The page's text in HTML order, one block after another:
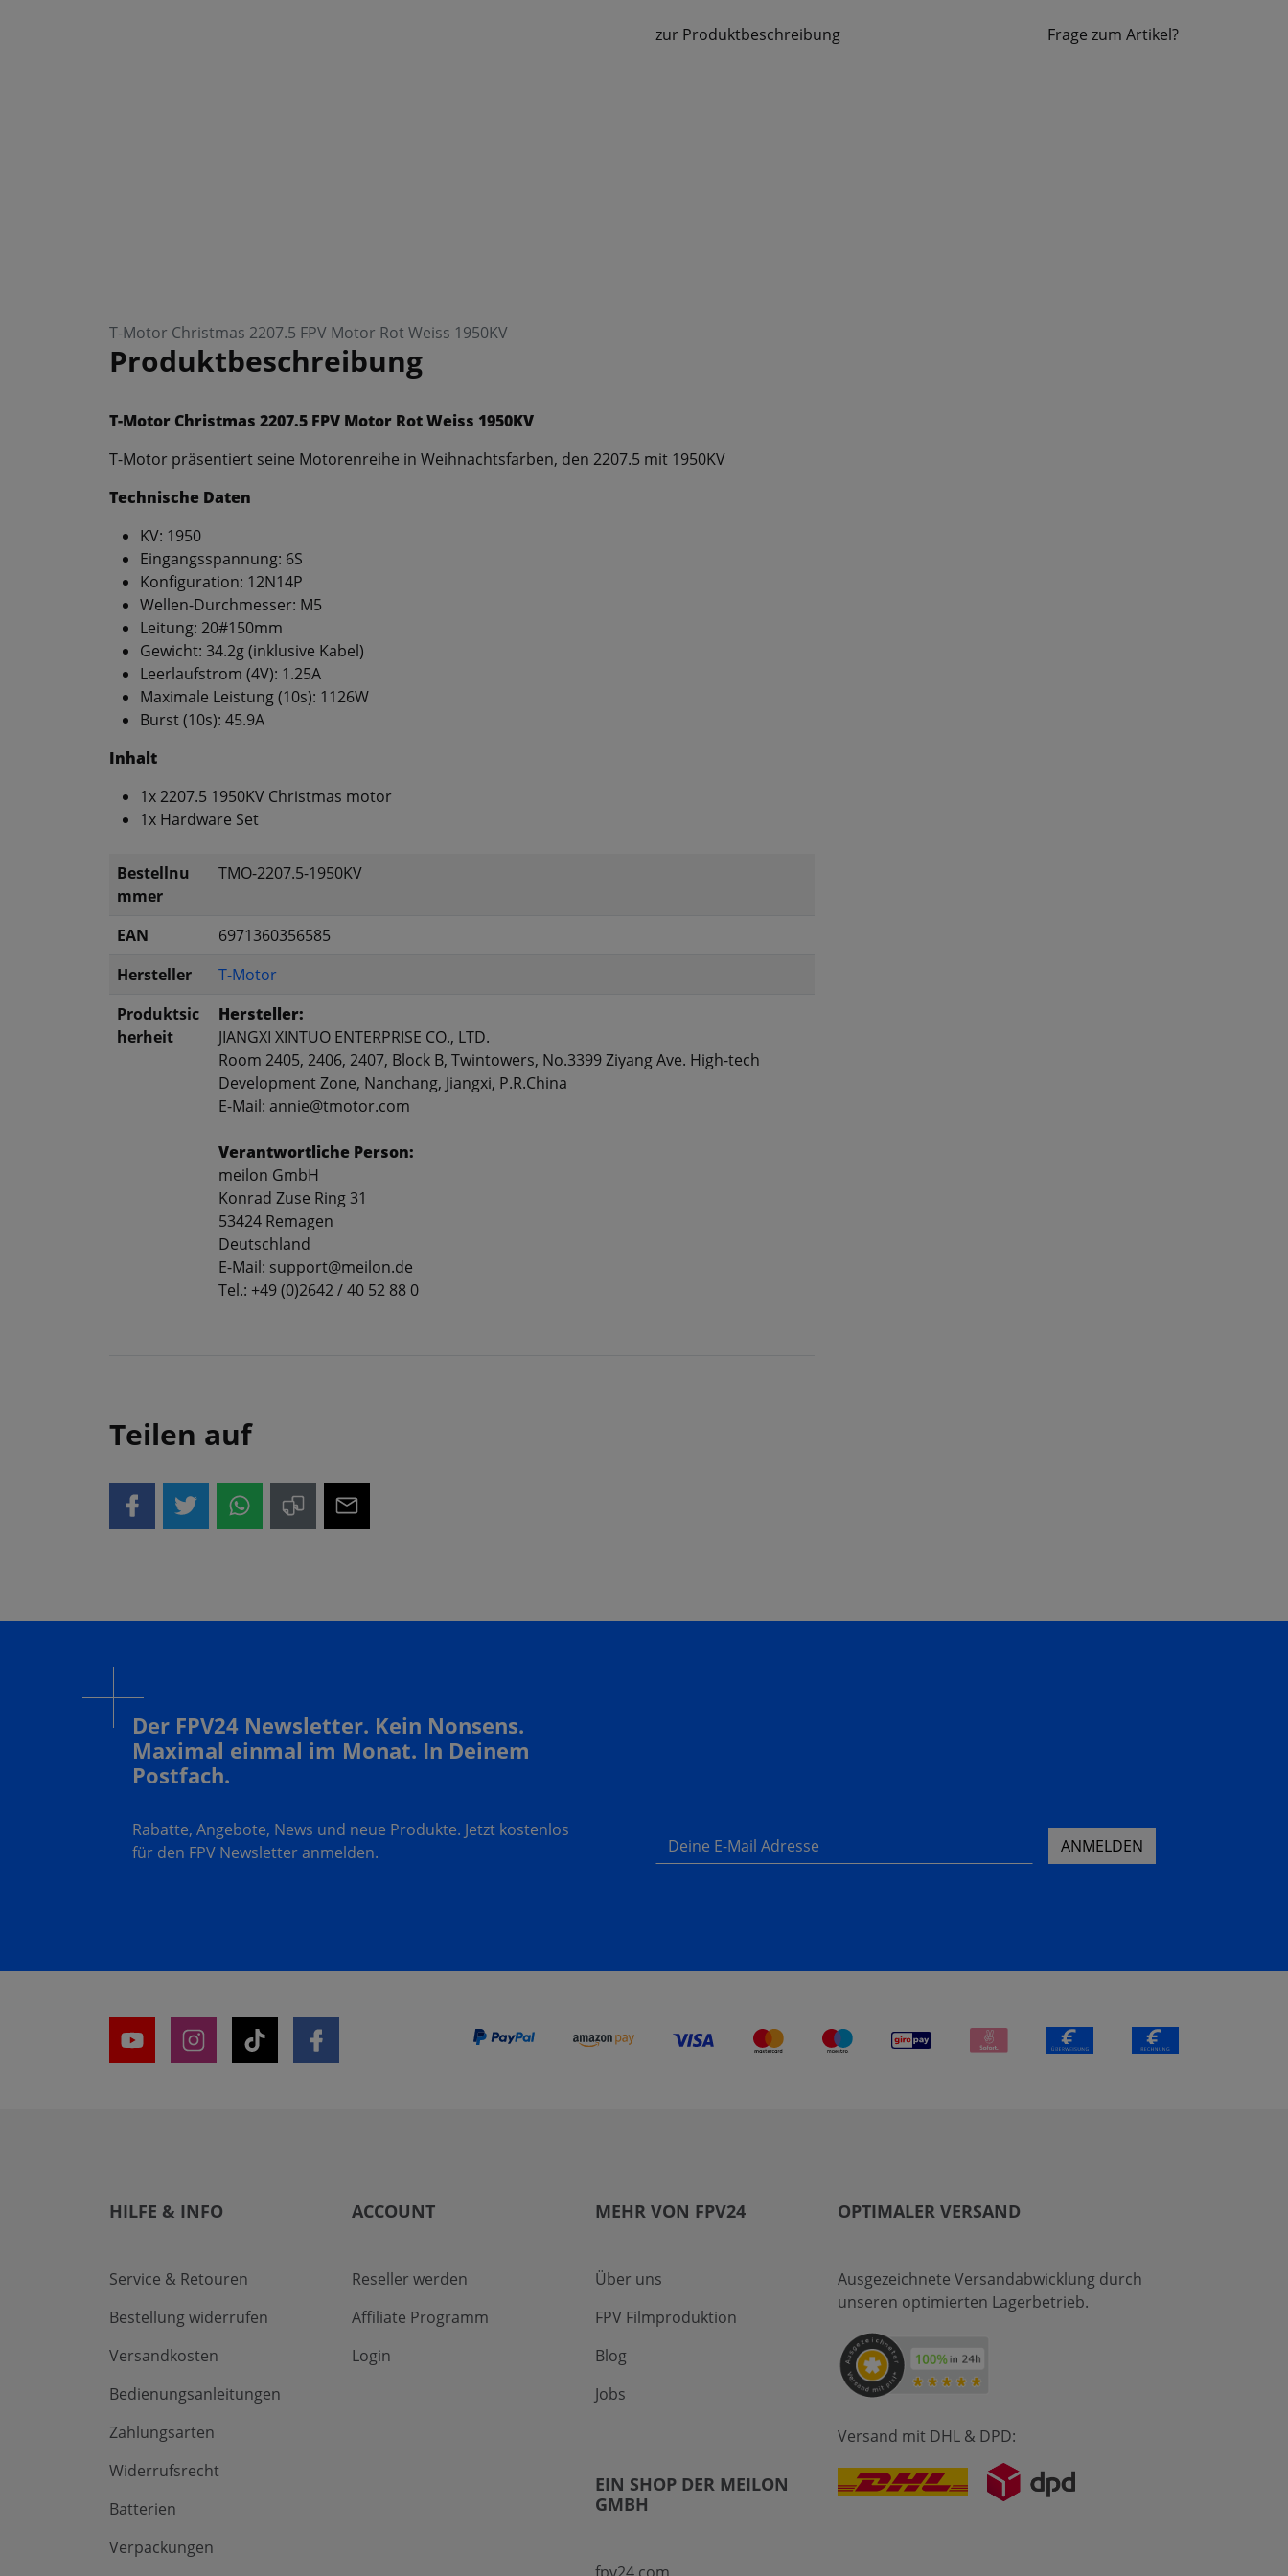
zur Produktbeschreibung Frage zum Artikel?
T-Motor Christmas 2207.5 FPV Motor Rot Weiss 1950KV
Produktbeschreibung
T-Motor Christmas 2207.5 FPV Motor Rot Weiss 1950KV
T-Motor präsentiert seine Motorenreihe in Weihnachtsfarben, den 2207.5 mit 1950KV
Technische Daten
KV: 1950
Eingangsspannung: 6S
Konfiguration: 12N14P
Wellen-Durchmesser: M5
Leitung: 20#150mm
Gewicht: 34.2g (inklusive Kabel)
Leerlaufstrom (4V): 1.25A
Maximale Leistung (10s): 1126W
Burst (10s): 45.9A
Inhalt
1x 2207.5 1950KV Christmas motor
1x Hardware Set
Bestellnu
mmer
TMO-2207.5-1950KV
EAN
6971360356585
Hersteller
T-Motor
Produktsic
herheit
Hersteller:
JIANGXI XINTUO ENTERPRISE CO., LTD.
Room 2405, 2406, 2407, Block B, Twintowers, No.3399 Ziyang Ave. High-tech
Development Zone, Nanchang, Jiangxi, P.R.China
E-Mail: annie@tmotor.com
Verantwortliche Person:
meilon GmbH
Konrad Zuse Ring 31
53424 Remagen
Deutschland
E-Mail: support@meilon.de
Tel.: +49 (0)2642 / 40 52 88 0
Teilen auf
Der FPV24 Newsletter. Kein Nonsens.
Maximal einmal im Monat. In Deinem
Postfach.
Rabatte, Angebote, News und neue Produkte. Jetzt kostenlos
für den FPV Newsletter anmelden.
Deine E-Mail Adresse ANMELDEN
HILFE & INFO
Service & Retouren
Bestellung widerrufen
Versandkosten
Bedienungsanleitungen
Zahlungsarten
Widerrufsrecht
Batterien
Verpackungen
ACCOUNT
Reseller werden
Affiliate Programm
Login
MEHR VON FPV24
Über uns
FPV Filmproduktion
Blog
Jobs
EIN SHOP DER MEILON
GMBH
OPTIMALER VERSAND
Ausgezeichnete Versandabwicklung durch
unseren optimierten Lagerbetrieb.
Versand mit DHL & DPD: